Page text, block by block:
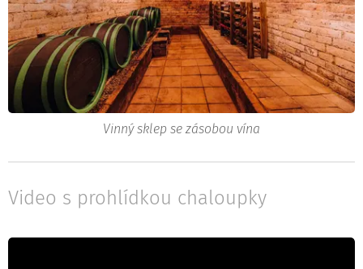
Vinný sklep se zásobou vína
Video s prohlídkou chaloupky